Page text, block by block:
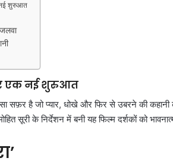
नई शुरुआत
और एक नई शुरुआत
सफ़र है जो प्यार, धोखे और फिर से उबरने की
सूरी के निर्देशन में बनी यह फिल्म दर्शकों को